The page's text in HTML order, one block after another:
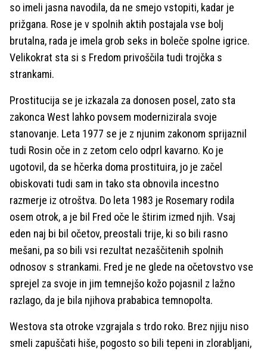
so imeli jasna navodila, da ne smejo vstopiti, kadar je
prižgana. Rose je v spolnih aktih postajala vse bolj
brutalna, rada je imela grob seks in boleče spolne igrice.
Velikokrat sta si s Fredom privoščila tudi trojčka s
strankami.
Prostitucija se je izkazala za donosen posel, zato sta
zakonca West lahko povsem modernizirala svoje
stanovanje. Leta 1977 se je z njunim zakonom sprijaznil
tudi Rosin oče in z zetom celo odprl kavarno. Ko je
ugotovil, da se hčerka doma prostituira, jo je začel
obiskovati tudi sam in tako sta obnovila incestno
razmerje iz otroštva. Do leta 1983 je Rosemary rodila
osem otrok, a je bil Fred oče le štirim izmed njih. Vsaj
eden naj bi bil očetov, preostali trije, ki so bili rasno
mešani, pa so bili vsi rezultat nezaščitenih spolnih
odnosov s strankami. Fred je ne glede na očetovstvo vse
sprejel za svoje in jim temnejšo kožo pojasnil z lažno
razlago, da je bila njihova prababica temnopolta.
Westova sta otroke vzgrajala s trdo roko. Brez njiju niso
smeli zapuščati hiše, pogosto so bili tepeni in zlorabljani,